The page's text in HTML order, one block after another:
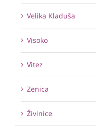
Velika Kladuša
Visoko
Vitez
Zenica
Živinice